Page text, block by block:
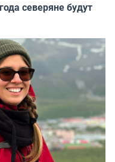
северяне будут